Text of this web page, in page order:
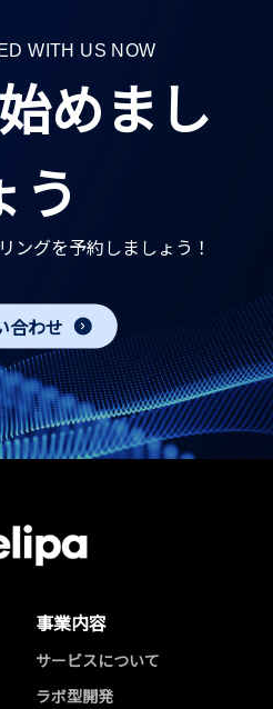
WITH US NOW
めまし
う
ングを予約しましょう！
合わせ
事業内容
サービスについて
ラボ型開発